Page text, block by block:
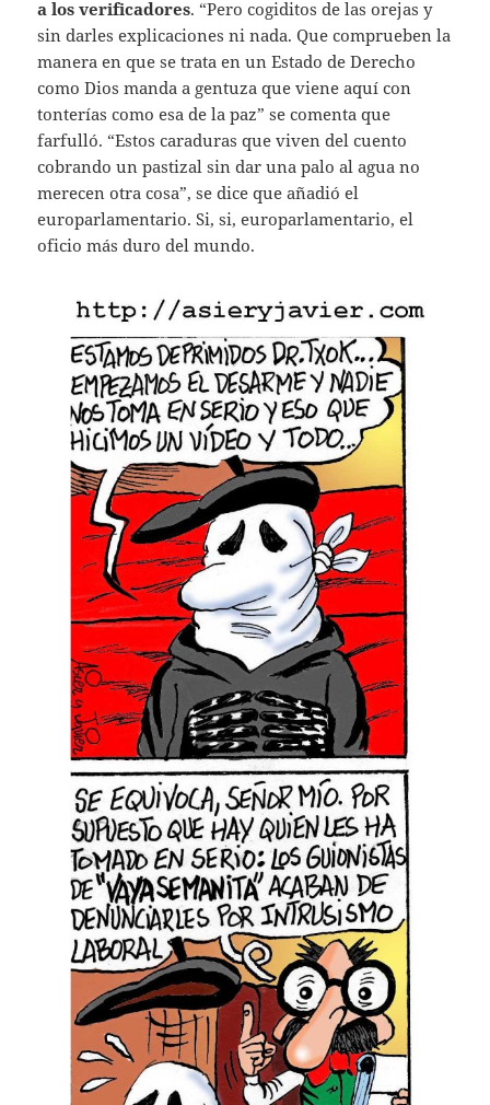
a los verificadores. “Pero cogiditos de las orejas y
sin darles explicaciones ni nada. Que comprueben la
manera en que se trata en un Estado de Derecho
como Dios manda a gentuza que viene aquí con
tonterías como esa de la paz” se comenta que
farfulló. “Estos caraduras que viven del cuento
cobrando un pastizal sin dar una palo al agua no
merecen otra cosa”, se dice que añadió el
europarlamentario. Si, si, europarlamentario, el
oficio más duro del mundo.